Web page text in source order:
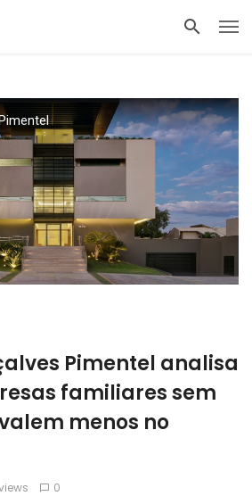
Pimentel analisa
familiares sem
menos no
0